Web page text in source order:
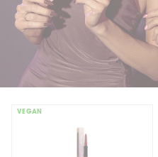
VEGAN